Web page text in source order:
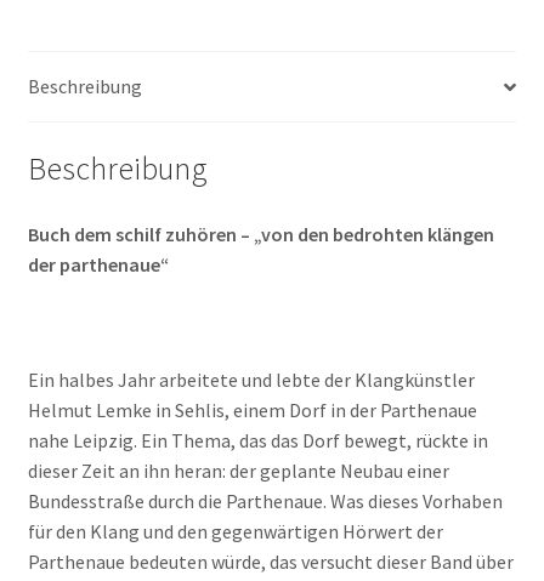
Beschreibung
Beschreibung
Buch dem schilf zuhören – „von den bedrohten klängen
der parthenaue“
Ein halbes Jahr arbeitete und lebte der Klangkünstler
Helmut Lemke in Sehlis, einem Dorf in der Parthenaue
nahe Leipzig. Ein Thema, das das Dorf bewegt, rückte in
dieser Zeit an ihn heran: der geplante Neubau einer
Bundesstraße durch die Parthenaue. Was dieses Vorhaben
für den Klang und den gegenwärtigen Hörwert der
Parthenaue bedeuten würde, das versucht dieser Band über